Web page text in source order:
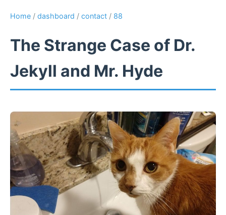
Home / dashboard / contact / 88
The Strange Case of Dr.
Jekyll and Mr. Hyde